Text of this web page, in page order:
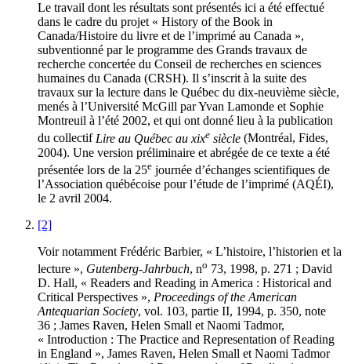
Le travail dont les résultats sont présentés ici a été effectué
dans le cadre du projet « History of the Book in
Canada/Histoire du livre et de l’imprimé au Canada »,
subventionné par le programme des Grands travaux de
recherche concertée du Conseil de recherches en sciences
humaines du Canada (CRSH). Il s’inscrit à la suite des
travaux sur la lecture dans le Québec du dix-neuvième siècle,
menés à l’Université McGill par Yvan Lamonde et Sophie
Montreuil à l’été 2002, et qui ont donné lieu à la publication
du collectif Lire au Québec au xixe siècle (Montréal, Fides,
2004). Une version préliminaire et abrégée de ce texte a été
présentée lors de la 25e journée d’échanges scientifiques de
l’Association québécoise pour l’étude de l’imprimé (AQÉI),
le 2 avril 2004.
[2]
Voir notamment Frédéric Barbier, « L’histoire, l’historien et la
lecture », Gutenberg-Jahrbuch, no 73, 1998, p. 271 ; David
D. Hall, « Readers and Reading in America : Historical and
Critical Perspectives », Proceedings of the American
Antequarian Society, vol. 103, partie II, 1994, p. 350, note
36 ; James Raven, Helen Small et Naomi Tadmor,
« Introduction : The Practice and Representation of Reading
in England », James Raven, Helen Small et Naomi Tadmor